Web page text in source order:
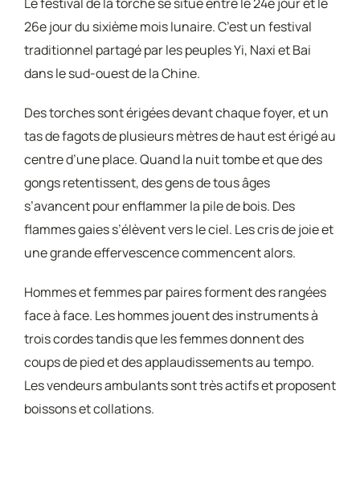
26e jour du sixième mois lunaire. C’est un festival
traditionnel partagé par les peuples Yi, Naxi et Bai
dans le sud-ouest de la Chine.
Des torches sont érigées devant chaque foyer, et un
tas de fagots de plusieurs mètres de haut est érigé au
centre d’une place. Quand la nuit tombe et que des
gongs retentissent, des gens de tous âges
s’avancent pour enflammer la pile de bois. Des
flammes gaies s’élèvent vers le ciel. Les cris de joie et
une grande effervescence commencent alors.
Hommes et femmes par paires forment des rangées
face à face. Les hommes jouent des instruments à
trois cordes tandis que les femmes donnent des
coups de pied et des applaudissements au tempo.
Les vendeurs ambulants sont très actifs et proposent
boissons et collations.